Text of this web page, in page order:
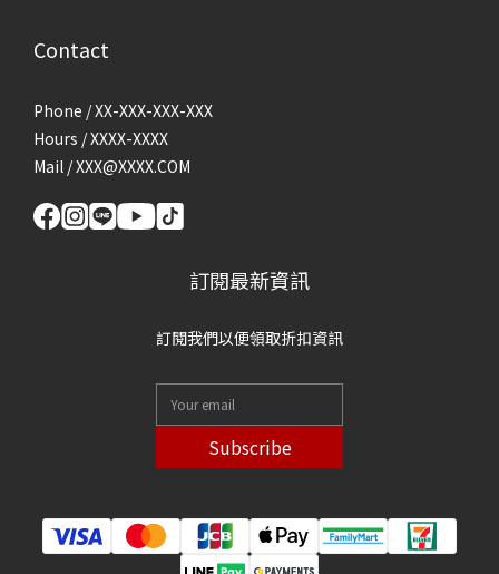
Contact
Phone / XX-XXX-XXX-XXX
Hours / XXXX-XXXX
Mail / XXX@XXXX.COM
訂閱最新資訊
訂閱我們以便領取折扣資訊
Subscribe